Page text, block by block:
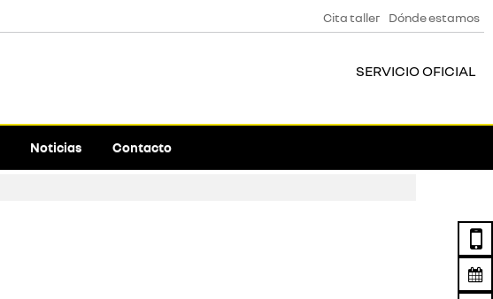
Cita taller Dónde estamos
SERVICIO OFICIAL
Noticias Contacto